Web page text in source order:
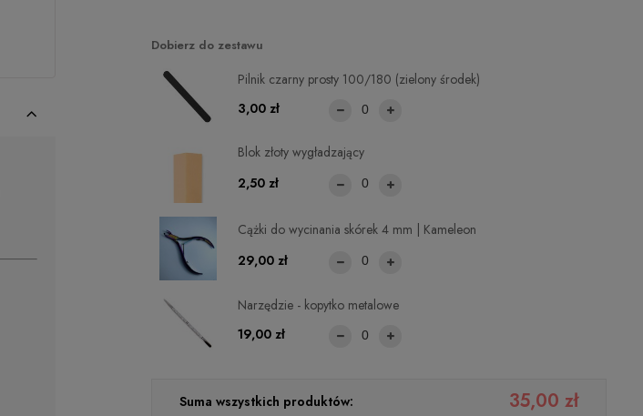
Dobierz do zestawu
Narzędzie - kopytko metalowe
19,00 zł
Blok złoty wygładzający
2,50 zł
Pilnik czarny prosty 100/180 (zielony środek)
3,00 zł
Cążki do wycinania skórek 4 mm | Kameleon
29,00 zł
Suma wszystkich produktów: 35,00 zł